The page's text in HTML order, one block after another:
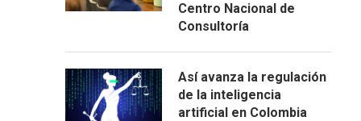
Centro Nacional de
Consultoría
Así avanza la regulación
de la inteligencia
artificial en Colombia